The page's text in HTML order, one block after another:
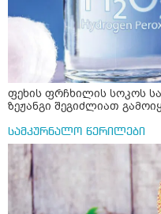
ფეხის ფრჩხილის სოკოს
ზეჟანგი შეგიძლიათ
სამკურნალო წერილები